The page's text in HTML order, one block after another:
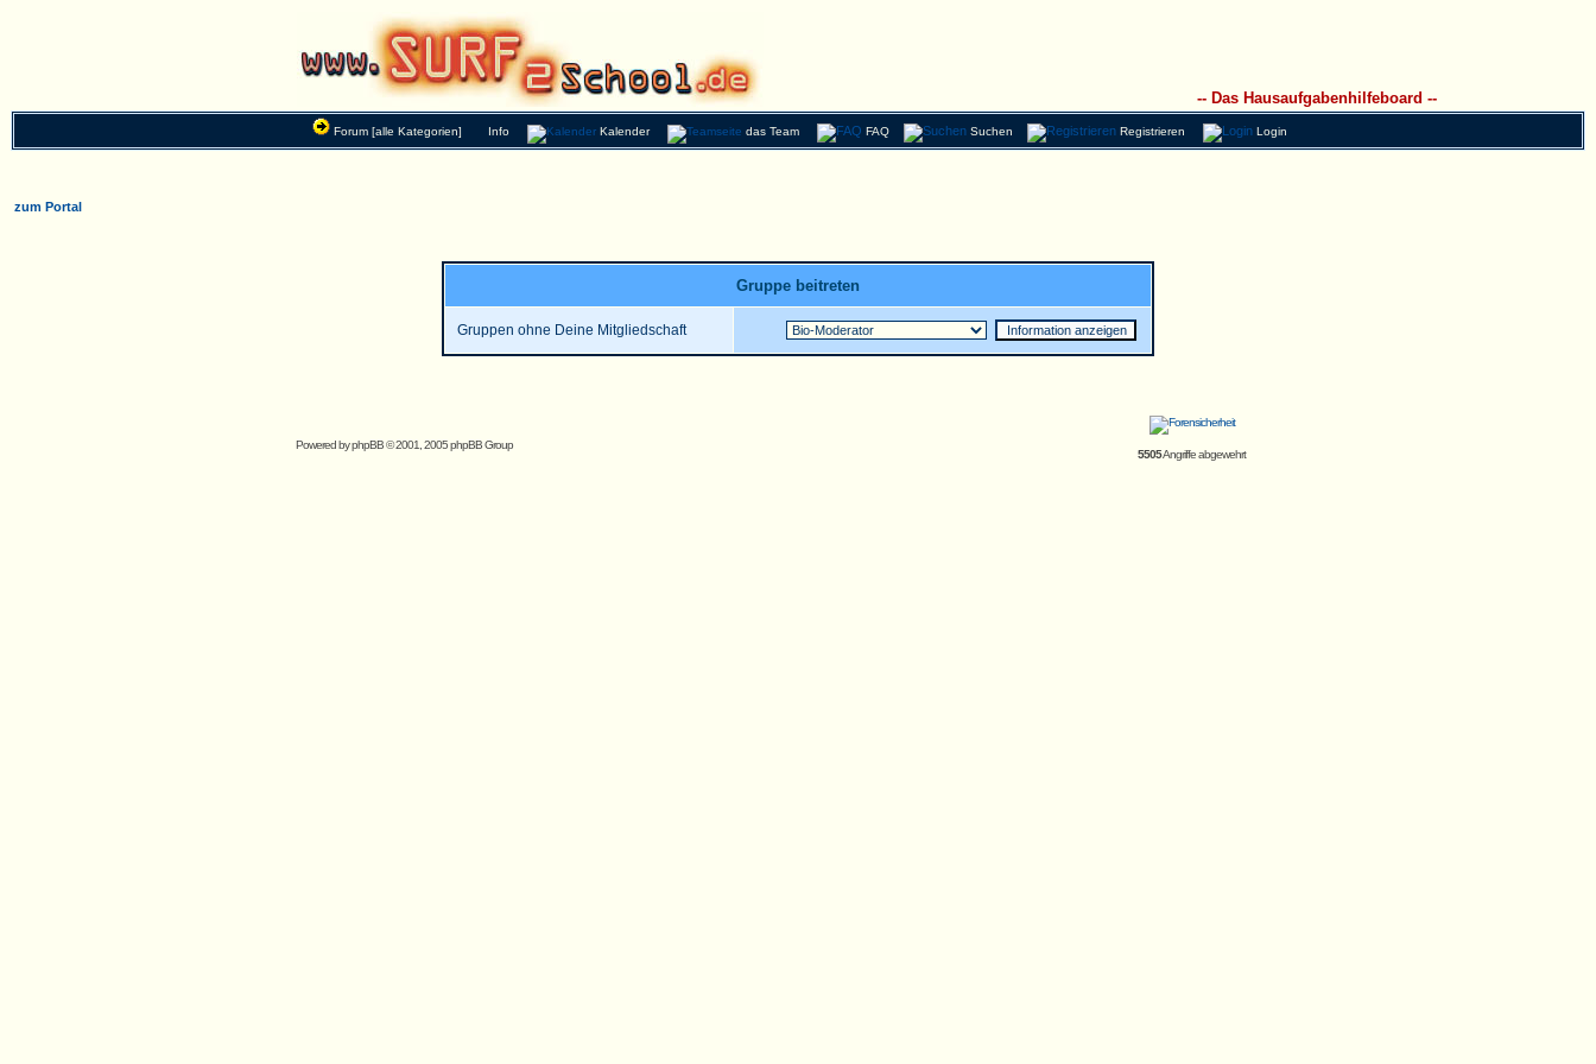
-- Das Hausaufgabenhilfeboard --
Forum [alle Kategorien] Info Kalender das Team FAQ Suchen Registrieren Login
zum Portal
Gruppe beitreten
Gruppen ohne Deine Mitgliedschaft
Powered byphpBB© 2001, 2005 phpBB Group
5505Angriffe abgewehrt